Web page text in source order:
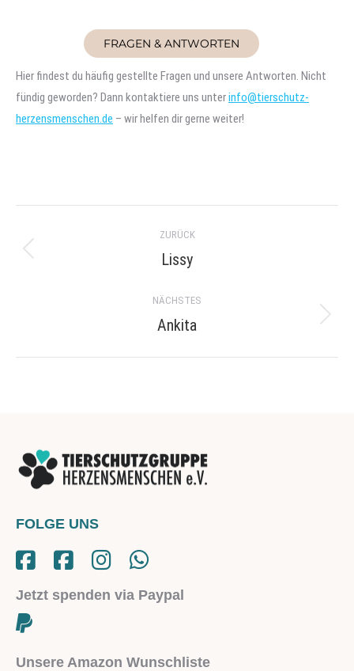
FRAGEN & ANTWORTEN
Hier findest du häufig gestellte Fragen und unsere Antworten. Nicht
fündig geworden? Dann kontaktiere uns unterinfo@tierschutz-
herzensmenschen.de – wir helfen dir gerne weiter!
navigation
ZURÜCK
Previous
Lissy
NÄCHSTES
Next
Ankita
FOLGE UNS
Jetzt spenden via Paypal
Unsere Amazon Wunschliste